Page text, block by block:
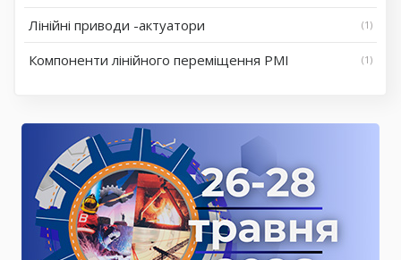
Лінійні приводи -актуатори 1
Компоненти лінійного переміщення PMI 1